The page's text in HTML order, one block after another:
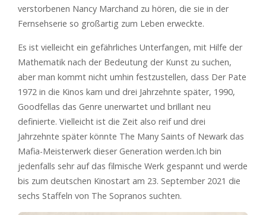
verstorbenen Nancy Marchand zu hören, die sie in der
Fernsehserie so großartig zum Leben erweckte.
Es ist vielleicht ein gefährliches Unterfangen, mit Hilfe der
Mathematik nach der Bedeutung der Kunst zu suchen,
aber man kommt nicht umhin festzustellen, dass Der Pate
1972 in die Kinos kam und drei Jahrzehnte später, 1990,
Goodfellas das Genre unerwartet und brillant neu
definierte. Vielleicht ist die Zeit also reif und drei
Jahrzehnte später könnte The Many Saints of Newark das
Mafia-Meisterwerk dieser Generation werden.Ich bin
jedenfalls sehr auf das filmische Werk gespannt und werde
bis zum deutschen Kinostart am 23. September 2021 die
sechs Staffeln von The Sopranos suchten.